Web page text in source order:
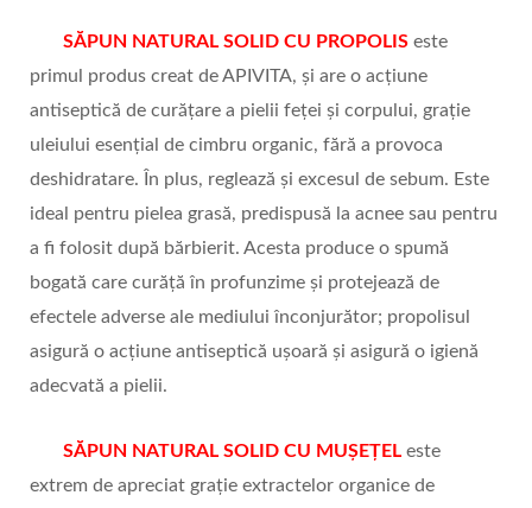
SĂPUN NATURAL SOLID CU PROPOLIS este
primul produs creat de APIVITA, și are o acțiune
antiseptică de curățare a pielii feței și corpului, grație
uleiului esențial de cimbru organic, fără a provoca
deshidratare. În plus, reglează și excesul de sebum. Este
ideal pentru pielea grasă, predispusă la acnee sau pentru
a fi folosit după bărbierit. Acesta produce o spumă
bogată care curăță în profunzime și protejează de
efectele adverse ale mediului înconjurător; propolisul
asigură o acțiune antiseptică ușoară și asigură o igienă
adecvată a pielii.
SĂPUN NATURAL SOLID CU MUȘEȚEL este
extrem de apreciat grație extractelor organice de